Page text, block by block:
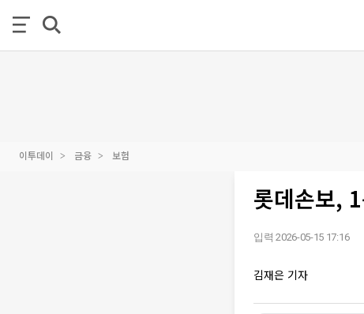
이투데이 금융 보험
롯데손보,
입력 2026-05-15 17:16
김재은 기자